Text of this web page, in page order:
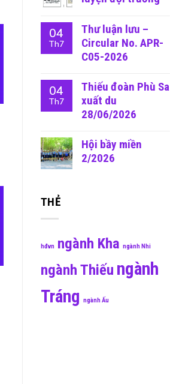
04
Th7
Thư luận lưu –
Circular No. APR-
C05-2026
04
Th7
Thiếu đoàn Phù Sa
xuất du
28/06/2026
Hội bầy miền
2/2026
THẺ
hđvn ngành Kha ngành Nhi
ngành Thiếu ngành
Tráng ngành Ấu